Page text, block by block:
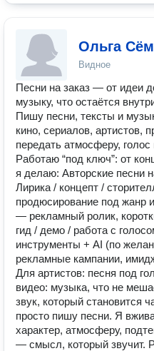
Ольга
Видное
Песни на заказ — от идеи
музыку, что остаётся
Пишу песни, тексты и
кино, сериалов, артистов,
передать атмосферу,
Работаю “под ключ”: от
я делаю: Авторские песни
Лирика / концепт /
продюсирование под жанр
— рекламный ролик,
гид / демо / работа с
инструменты + AI (по
рекламные кампании,
Для артистов: песня под
видео: музыка, что не
звук, который становится
просто пишу песни. Я
характер, атмосферу,
— смысл, который звучит.